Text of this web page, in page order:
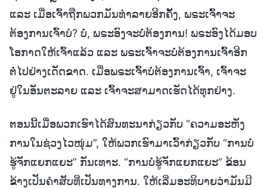
ແລະ ເມື່ອເຈົ້າຖືກພວກມັນທໍາລາຍອີກຄັ້ງ, ພຣະເຈົ້າຈະ
ຕ້ອງການເຈົ້າບໍ? ບໍ່, ພຣະອົງຈະບໍ່ຕ້ອງການ! ພຣະອົງໄດ້ມອບ
ໂອກາດໃຫ້ເຈົ້າແລ້ວ ແລະ ພຣະເຈົ້າຈະບໍ່ຕ້ອງການເຈົ້າອີກ
ຕໍ່ໄປຢ່າງເດັດຂາດ. ເມື່ອພຣະເຈົ້າບໍ່ຕ້ອງການເຈົ້າ, ເຈົ້າຈະ
ຢູ່ໃນອັນຕະລາຍ ແລະ ເຈົ້າຈະສາມາດເຮັດໄດ້ທຸກຢ່າງ.
ຕອນນີ້ເມື່ອພວກເຮົາໄດ້ສົນທະນາກ່ຽວກັບ “ຄວາມອະຫັງ
ການໃນຊ່ວງໄວໜຸ່ມ”, ໃຫ້ພວກເຮົາມາເວົ້າກ່ຽວກັບ “ການບໍ່
ຮູ້ຈັກແຍກແຍະ” ກັນເທາະ. “ການບໍ່ຮູ້ຈັກແຍກແຍະ” ຂ້ອນ
ຂ້າງເປັນຄຳສັບທີ່ເປັນທາງການ. ໃຫ້ເລີ່ມອະທິບາຍວ່າມັນມີ